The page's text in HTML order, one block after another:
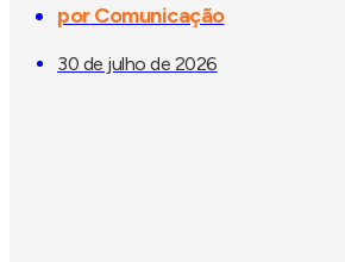
porComunicação
30 de julho de 2026